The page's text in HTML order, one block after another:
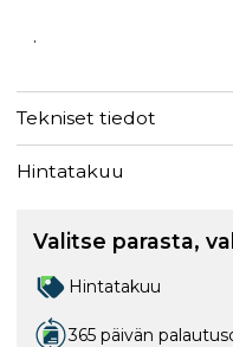
.
Tekniset tiedot
Hintatakuu
Valitse parasta,
Hintatakuu
365 päivän